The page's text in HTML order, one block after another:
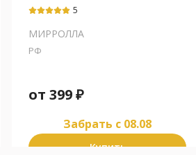
5
МИРРОЛЛА
РФ
от 399₽
Забрать c 08.08
Купить